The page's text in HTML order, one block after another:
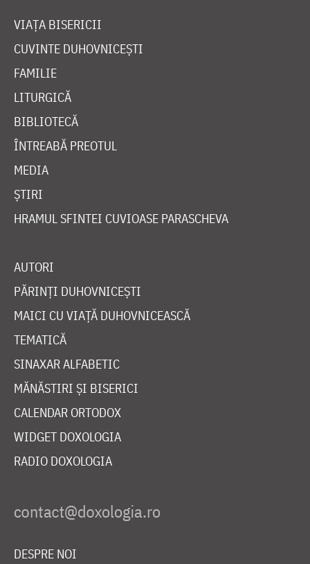
VIAȚA BISERICII
CUVINTE DUHOVNICEȘTI
FAMILIE
LITURGICĂ
BIBLIOTECĂ
ÎNTREABĂ PREOTUL
MEDIA
ȘTIRI
HRAMUL SFINTEI CUVIOASE PARASCHEVA
AUTORI
PĂRINȚI DUHOVNICEȘTI
MAICI CU VIAȚĂ DUHOVNICEASCĂ
TEMATICĂ
SINAXAR ALFABETIC
MĂNĂSTIRI ȘI BISERICI
CALENDAR ORTODOX
WIDGET DOXOLOGIA
RADIO DOXOLOGIA
DESPRE NOI